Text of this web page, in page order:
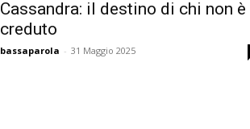
Cassandra: il destino di chi non è
creduto
bassaparola - 31 Maggio 2025